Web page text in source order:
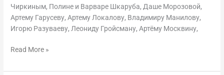
Чиркиным, Полине и Варваре Шкаруба, Даше Морозовой,
Артему Гарусеву, Артему Локалову, Владимиру Манилову,
Игорю Разуваеву, Леониду Гройсману, Артёму Москвину,
Read More »